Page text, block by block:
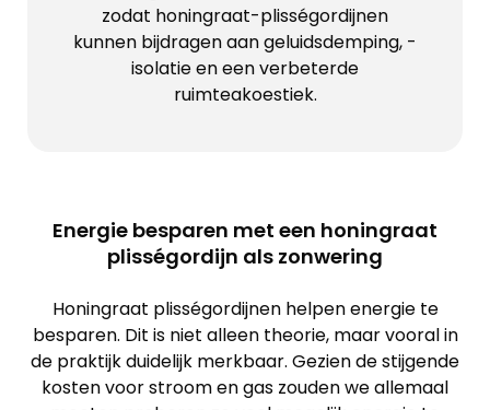
zodat honingraat-plisségordijnen
kunnen bijdragen aan geluidsdemping, -
isolatie en een verbeterde
ruimteakoestiek.
Energie besparen met een honingraat
plisségordijn als zonwering
Honingraat plisségordijnen helpen energie te
besparen. Dit is niet alleen theorie, maar vooral in
de praktijk duidelijk merkbaar. Gezien de stijgende
kosten voor stroom en gas zouden we allemaal